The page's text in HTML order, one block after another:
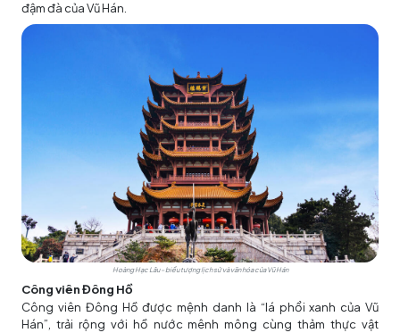
đậm đà của Vũ Hán.
Hoàng Hạc Lâu – biểu tượng lịch sử và văn hóa của Vũ Hán
Công viên Đông Hồ
Công viên Đông Hồ được mệnh danh là “lá phổi xanh của Vũ
Hán”, trải rộng với hồ nước mênh mông cùng thảm thực vật